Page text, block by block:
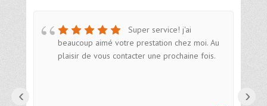
Super service! j'ai
beaucoup aimé votre prestation chez moi. Au
plaisir de vous contacter une prochaine fois.
‹ ›